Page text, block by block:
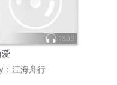
1896
爱
江海舟行